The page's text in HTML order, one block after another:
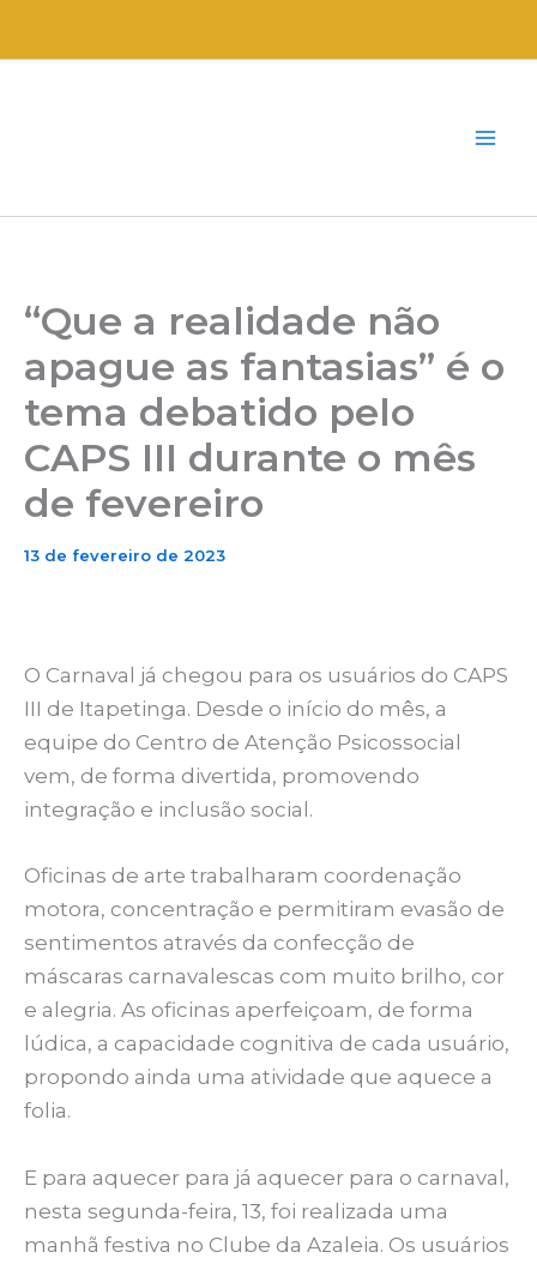
“Que a realidade não
apague as fantasias” é o
tema debatido pelo
CAPS III durante o mês
de fevereiro
13 de fevereiro de 2023
O Carnaval já chegou para os usuários do CAPS
III de Itapetinga. Desde o início do mês, a
equipe do Centro de Atenção Psicossocial
vem, de forma divertida, promovendo
integração e inclusão social.
Oficinas de arte trabalharam coordenação
motora, concentração e permitiram evasão de
sentimentos através da confecção de
máscaras carnavalescas com muito brilho, cor
e alegria. As oficinas aperfeiçoam, de forma
lúdica, a capacidade cognitiva de cada usuário,
propondo ainda uma atividade que aquece a
folia.
E para aquecer para já aquecer para o carnaval,
nesta segunda-feira, 13, foi realizada uma
manhã festiva no Clube da Azaleia. Os usuários